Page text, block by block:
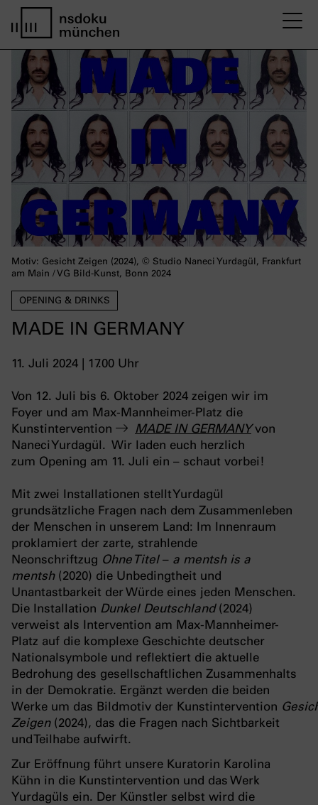
OPENING & DRINKS
MADE IN GERMANY
11. Juli 2024 | 17.00 Uhr
Motiv: Gesicht Zeigen (2024), © Studio Naneci Yurdagül, Frankfurt
am Main / VG Bild-Kunst, Bonn 2024
Von 12. Juli bis 6. Oktober 2024 zeigen wir im
Foyer und am Max-Mannheimer-Platz die
Kunstintervention
MADE IN GERMANYvon
Naneci Yurdagül. Wir laden euch herzlich
zum Opening am 11. Juli ein – schaut vorbei!
Mit zwei Installationen stellt Yurdagül
grundsätzliche Fragen nach dem Zusammenleben
der Menschen in unserem Land: Im Innenraum
proklamiert der zarte, strahlende
Neonschriftzug Ohne Titel – a mentsh is a
mentsh(2020) die Unbedingtheit und
Unantastbarkeit der Würde eines jeden Menschen.
Die Installation Dunkel Deutschland(2024)
verweist als Intervention am Max-Mannheimer-
Platz auf die komplexe Geschichte deutscher
Nationalsymbole und reflektiert die aktuelle
Bedrohung des gesellschaftlichen Zusammenhalts
in der Demokratie. Ergänzt werden die beiden
Werke um das Bildmotiv der Kunstintervention
Zeigen(2024), das die Fragen nach Sichtbarkeit
und Teilhabe aufwirft.
Zur Eröffnung führt unsere Kuratorin Karolina
Kühn in die Kunstintervention und das Werk
Yurdagüls ein. Der Künstler selbst wird die